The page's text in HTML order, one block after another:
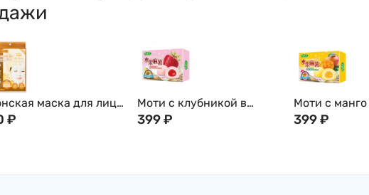
маска для лица
Q10 и
₽
Моти с клубникой в
японском стиле, 180г,
399₽
Моти с
стиле, 180г,
399₽